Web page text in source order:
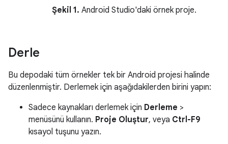
Şekil 1. Android Studio'daki örnek proje.
Derle
Bu depodaki tüm örnekler tek bir Android projesi halinde
düzenlenmiştir. Derlemek için aşağıdakilerden birini yapın:
Sadece kaynakları derlemek için Derleme >
menüsünü kullanın. Proje Oluştur, veya Ctrl-F9
kısayol tuşunu yazın.